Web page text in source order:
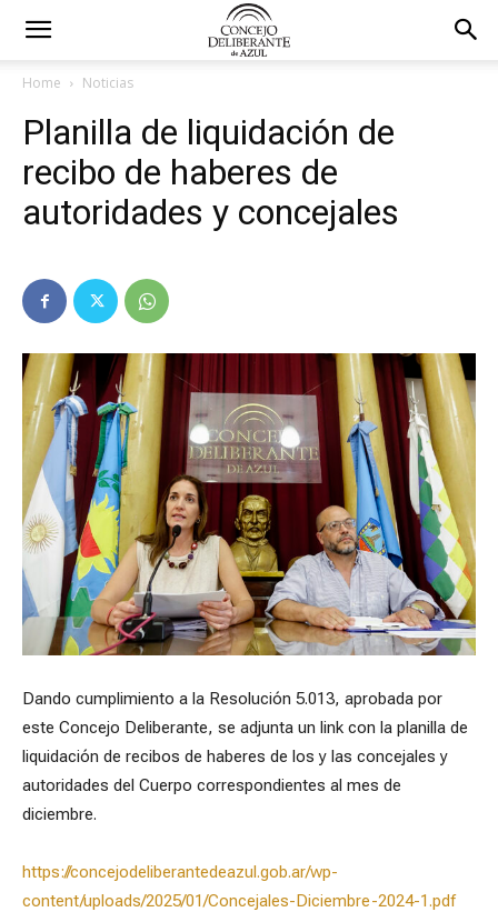
Home Noticias
Planilla de liquidación de
recibo de haberes de
autoridades y concejales
Dando cumplimiento a la Resolución 5.013, aprobada por
este Concejo Deliberante, se adjunta un link con la planilla de
liquidación de recibos de haberes de los y las concejales y
autoridades del Cuerpo correspondientes al mes de
diciembre.
https://concejodeliberantedeazul.gob.ar/wp-
content/uploads/2025/01/Concejales-Diciembre-2024-1.pdf